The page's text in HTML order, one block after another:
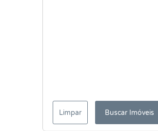
Limpar Buscar Imóveis